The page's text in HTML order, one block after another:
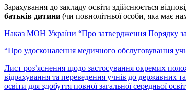
Зарахування до закладу освіти здійснюється
батьків дитини (чи повнолітньої особи, яка має
Наказ МОН України “Про затвердження Порядку
“Про удосконалення медичного обслуговування
Лист роз’яснення щодо застосування окремих
відрахування та переведення учнів до державних
освіти для здобуття повної загальної середньої